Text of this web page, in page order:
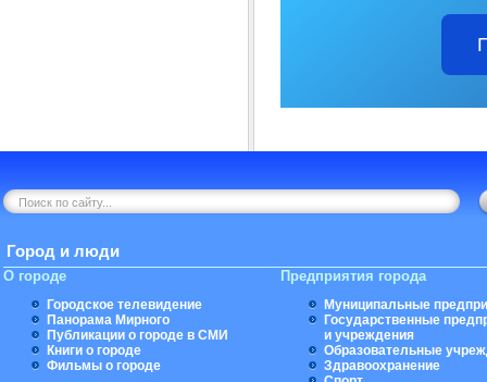
Город и люди
О городе
Городское телевидение
Панорама Мирного
Публикации о городе в СМИ
Книги о городе
Фильмы о городе
Предприятия города
Муниципальные
Государственные
и учреждения
Образовательные
Здравоохранение